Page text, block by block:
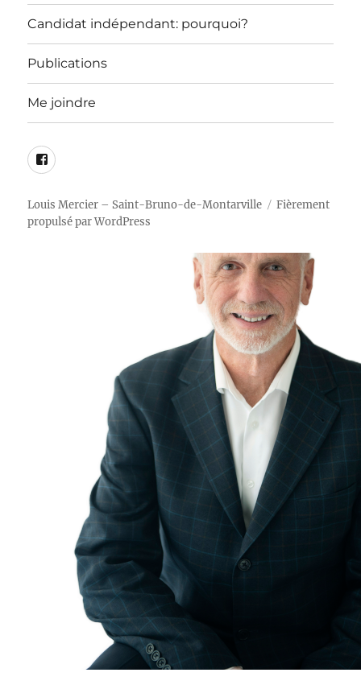
Candidat indépendant: pourquoi?
Publications
Me joindre
Page
Louis Mercier – Saint-Bruno-de-Montarville
Fièrement
propulsé par WordPress